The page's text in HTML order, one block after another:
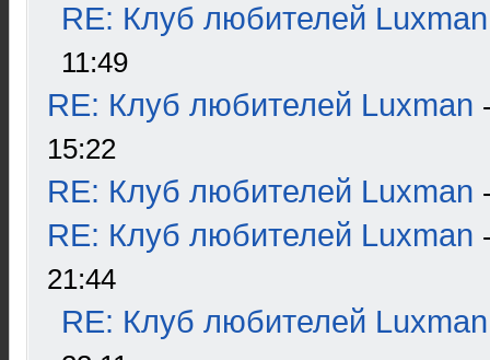
RE: Клуб любителей Luxman
11:49
RE: Клуб любителей Luxman
15:22
RE: Клуб любителей Luxman
RE: Клуб любителей Luxman
21:44
RE: Клуб любителей Luxman